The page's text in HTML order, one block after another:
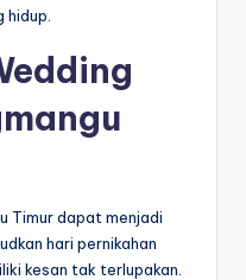
Timur dapat menjadi
hari pernikahan
kesan tak terlupakan.